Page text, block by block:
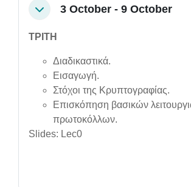
Collapse3 October - 9 October
ΤΡΙΤΗ
Διαδικαστικά.
Εισαγωγή.
Στόχοι της Κρυπτογραφίας.
Επισκόπηση βασικών
πρωτοκόλλων.
Slides: Lec0